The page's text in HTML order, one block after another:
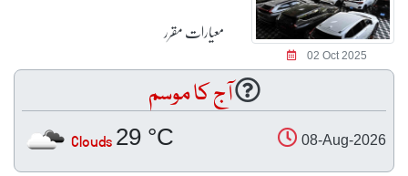
02 Oct 2025
معیارات مقرر
آج کا موسم
08-Aug-2026
29 °C
Clouds